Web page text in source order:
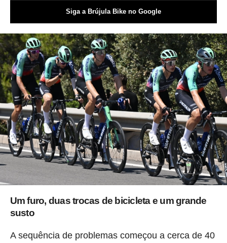
Siga a Brújula Bike no Google
Um furo, duas trocas de bicicleta e um grande
susto
A sequência de problemas começou a cerca de 40